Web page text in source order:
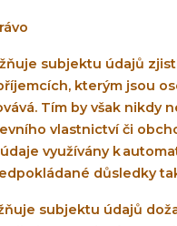
subjektu údajů
kterým jsou
Tím by však
vlastnictví či
využívány k
důsledky
subjektu údajů